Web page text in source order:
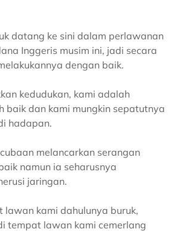
datang ke sini dalam perlawanan
Inggeris musim ini, jadi secara
dengan baik.
kedudukan, kami adalah
baik dan kami mungkin sepatutnya
hadapan.
melancarkan serangan
namun ia seharusnya
jaringan.
lawan kami dahulunya buruk,
tempat lawan kami cemerlang